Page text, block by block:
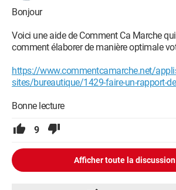
Bonjour
Voici une aide de Comment Ca Marche
comment élaborer de manière optimale
https://www.commentcamarche.net/
sites/bureautique/1429-faire-un-rapport-
Bonne lecture
9
Afficher toute la discussion